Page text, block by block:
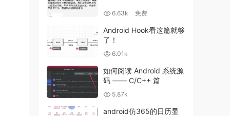
6.63k 免费
Android Hook看这篇就够
了！
6.01k
如何阅读 Android 系统源
码 —— C/C++ 篇
5.87k
android仿365的日历显